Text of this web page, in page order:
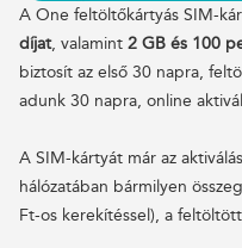
A One feltöltőkártyás SIM-
díjat, valamint 2 GB és 100
biztosít az első 30 napra,
adunk 30 napra, online
A SIM-kártyát már az
hálózatában bármilyen
Ft-os kerekítéssel), a